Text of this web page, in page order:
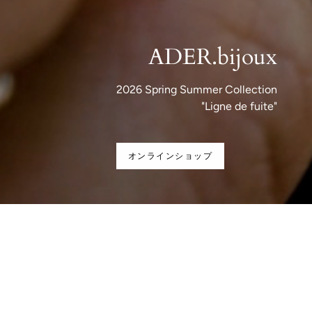
ADER.bijoux
2026 Spring Summer Collection
"Ligne de fuite"
オンラインショップ